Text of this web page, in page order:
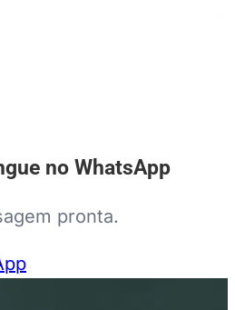
no WhatsApp
pronta.